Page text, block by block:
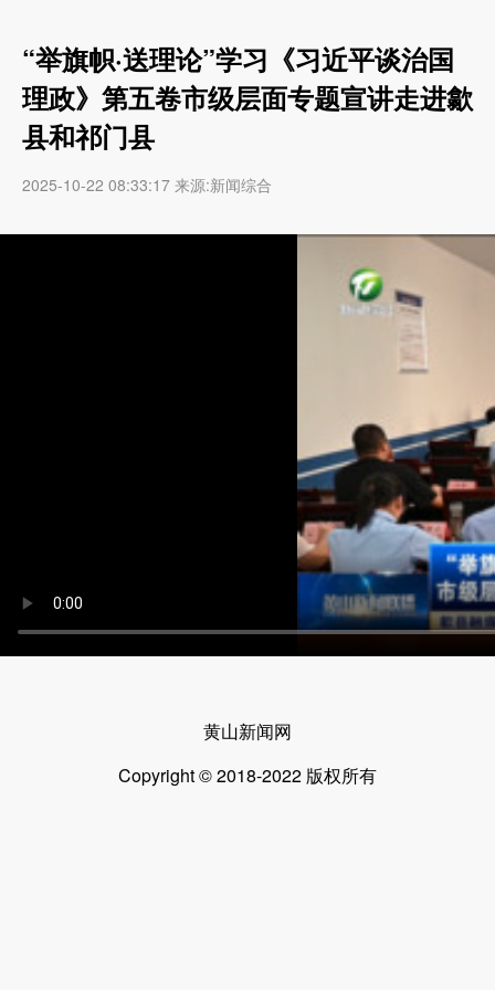
“举旗帜·送理论”学习《习近平谈治国
理政》第五卷市级层面专题宣讲走进歙
县和祁门县
2025-10-22 08:33:17 来源:新闻综合
黄山新闻网
Copyright © 2018-2022 版权所有